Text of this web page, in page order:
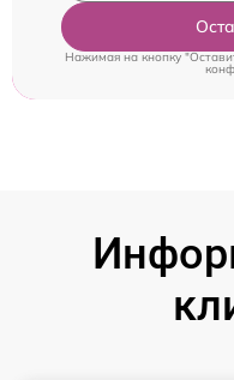
Нажимая на кнопку